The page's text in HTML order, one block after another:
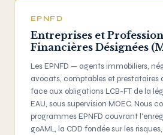
EPNFD
Entreprises et
Financières Désignées
Les EPNFD — agents immobiliers,
avocats, comptables et prestataires
face aux obligations LCB-FT de la
EAU, sous supervision MOEC. Nous
programmes EPNFD couvrant
goAML, la CDD fondée sur les